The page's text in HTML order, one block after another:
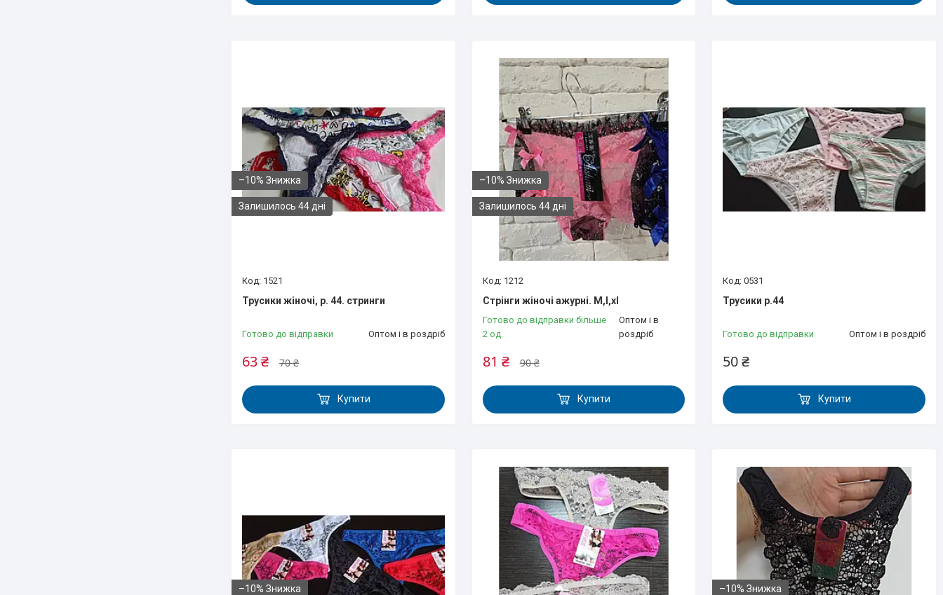
–10%
Залишилось 44 дні
1521
Трусики жіночі, р. 44. стринги
Готово до відправки Оптом і в роздріб
70 ₴
63 ₴
Купити
–10%
Залишилось 44 дні
1212
Стрінги жіночі ажурні. M,l,xl
Готово до відправки більше
2 од.
Оптом і в
роздріб
90 ₴
81 ₴
Купити
0531
Трусики р.44
Готово до відправки Оптом і в роздріб
50 ₴
Купити
–10% –10%